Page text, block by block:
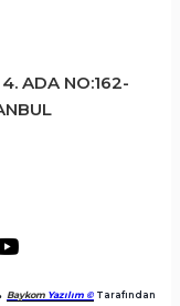
ADA NO:162-
Baykom Yazılım © ️ Tarafından